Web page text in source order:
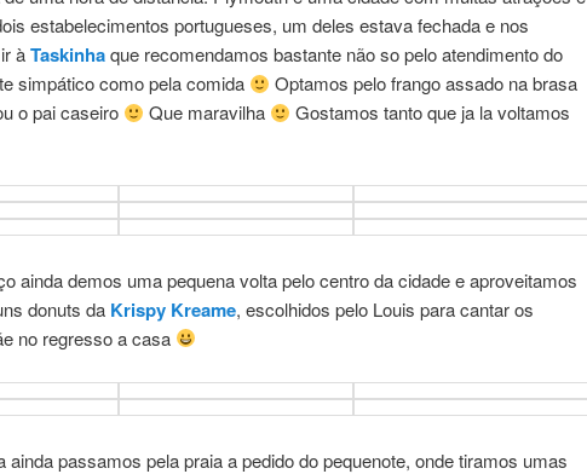
estabelecimentos portugueses, um deles estava fechada e nos
àTaskinhaque recomendamos bastante não so pelo atendimento do
simpático como pela comida
Optamos pelo frango assado na brasa
o pai caseiro
Que maravilha
Gostamos tanto que ja la voltamos
ainda demos uma pequena volta pelo centro da cidade e aproveitamos
donuts da Krispy Kreame, escolhidos pelo Louis para cantar os
no regresso a casa
ainda passamos pela praia a pedido do pequenote, onde tiramos umas